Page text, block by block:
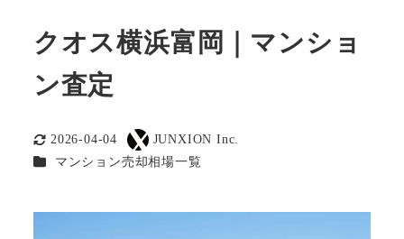
クオス横浜富岡｜マンショ
ン査定
更新日
2026-04-04
著
者
JUNXION Inc.
カテゴリー
マンション売却相場一覧